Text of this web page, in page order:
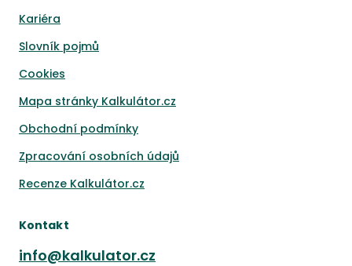
Kariéra
Slovník pojmů
Cookies
Mapa stránky Kalkulátor.cz
Obchodní podmínky
Zpracování osobních údajů
Recenze Kalkulátor.cz
Kontakt
info@kalkulator.cz